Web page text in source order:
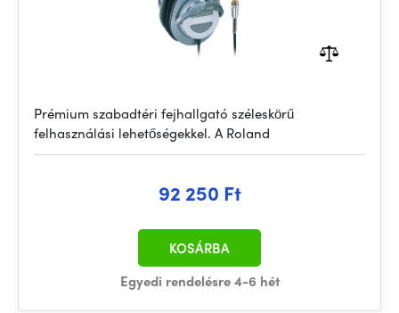
Prémium szabadtéri fejhallgató széleskörű
felhasználási lehetőségekkel. A Roland
92 250 Ft
Egyedi rendelésre 4-6 hét
KOSÁRBA